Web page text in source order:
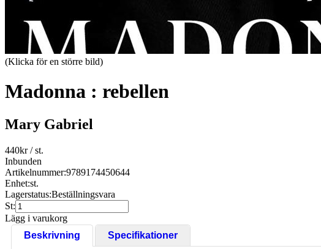
(Klicka för en större bild)
Madonna : rebellen
Mary Gabriel
440kr/ st.
Inbunden
Artikelnummer:9789174450644
Enhet:st.
Lagerstatus:Beställningsvara
St:
Lägg i varukorg
Beskrivning
Specifikationer